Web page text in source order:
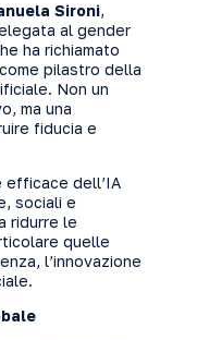
Sironi,
al gender
ha richiamato
come pilastro della
Non un
ma una
fiducia e
efficace dell’IA
sociali e
ridurre le
quelle
l’innovazione